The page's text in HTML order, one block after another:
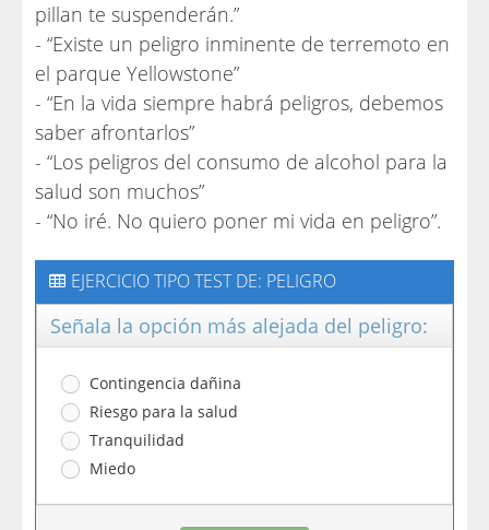
pillan te suspenderán.”
- “Existe un peligro inminente de terremoto en
el parque Yellowstone”
- “En la vida siempre habrá peligros, debemos
saber afrontarlos”
- “Los peligros del consumo de alcohol para la
salud son muchos”
- “No iré. No quiero poner mi vida en peligro”.
EJERCICIO TIPO TEST DE: PELIGRO
Señala la opción más alejada del peligro:
Contingencia dañina
Riesgo para la salud
Tranquilidad
Miedo